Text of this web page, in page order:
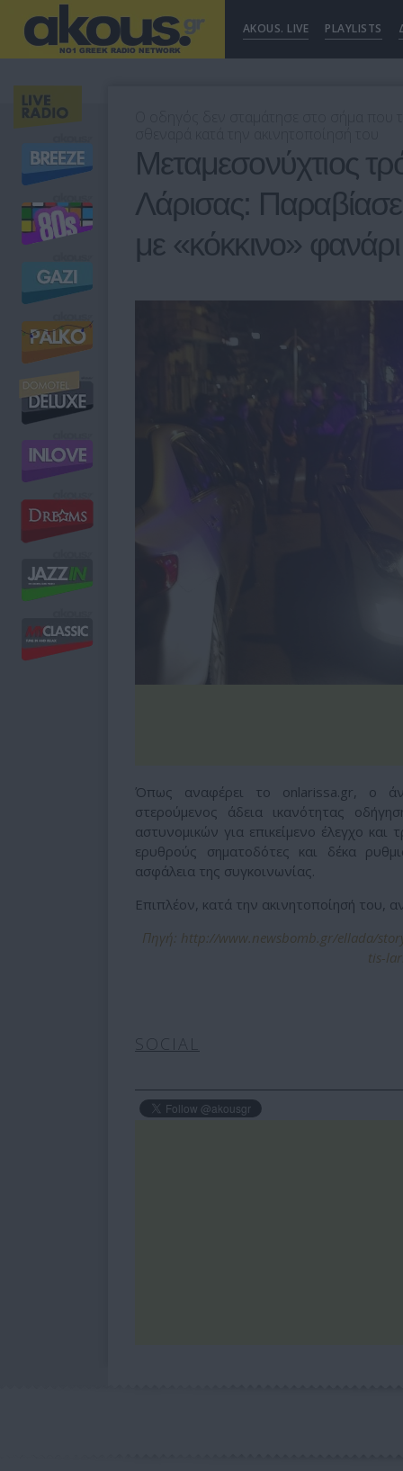
AKOUS. LIVE PLAYLISTS
Μεταμεσονύχτιος
Λάρισας:
με «κόκκινο» φανάρι
Όπως αναφέρει το onlarissa.gr, ο
στερούμενος άδεια ικανότητας
αστυνομικών για επικείμενο έλεγχο
ερυθρούς σηματοδότες και δέκα
ασφάλεια της συγκοινωνίας.
Επιπλέον, κατά την ακινητοποίησή του,
Πηγή: http://www.newsbomb.gr/ellada/
tis-
SOCIAL